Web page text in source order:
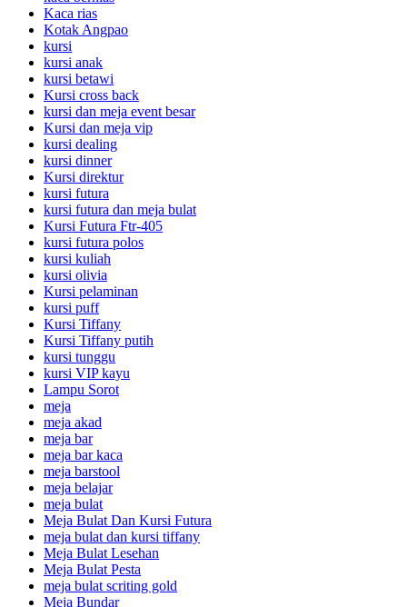
Kaca rias
Kotak Angpao
kursi
kursi anak
kursi betawi
Kursi cross back
kursi dan meja event besar
Kursi dan meja vip
kursi dealing
kursi dinner
Kursi direktur
kursi futura
kursi futura dan meja bulat
Kursi Futura Ftr-405
kursi futura polos
kursi kuliah
kursi olivia
Kursi pelaminan
kursi puff
Kursi Tiffany
Kursi Tiffany putih
kursi tunggu
kursi VIP kayu
Lampu Sorot
meja
meja akad
meja bar
meja bar kaca
meja barstool
meja belajar
meja bulat
Meja Bulat Dan Kursi Futura
meja bulat dan kursi tiffany
Meja Bulat Lesehan
Meja Bulat Pesta
meja bulat scriting gold
Meja Bundar